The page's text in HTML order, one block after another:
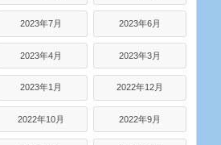
2023年7月 2023年6月
2023年4月 2023年3月
2023年1月 2022年12月
2022年10月 2022年9月